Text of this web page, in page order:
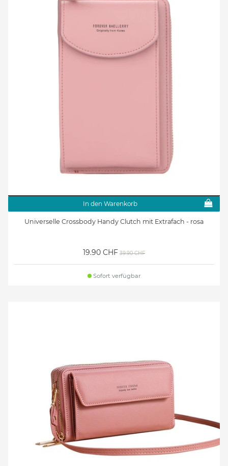
In den Warenkorb
Universelle Crossbody Handy Clutch mit Extrafach - rosa
19.90 CHF 39.90 CHF
Sofort verfügbar